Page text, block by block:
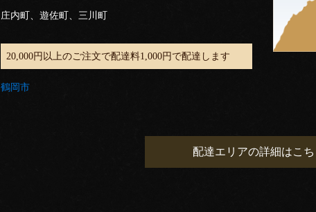
庄内町、遊佐町、三川町
20,000円以上のご注文で配達料1,000円で配達します
鶴岡市
配達エリアの詳細はこ